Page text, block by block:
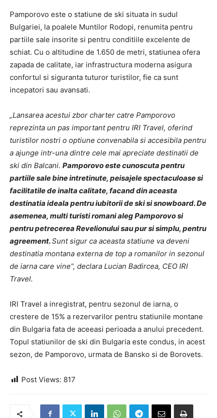
Pamporovo este o statiune de ski situata in sudul
Bulgariei, la poalele Muntilor Rodopi, renumita pentru
partiile sale insorite si pentru conditiile excelente de
schiat. Cu o altitudine de 1.650 de metri, statiunea ofera
zapada de calitate, iar infrastructura moderna asigura
confortul si siguranta tuturor turistilor, fie ca sunt
incepatori sau avansati.
„Lansarea acestui zbor charter catre Pamporovo
reprezinta un pas important pentru IRI Travel, oferind
turistilor nostri o optiune convenabila si accesibila pentru
a ajunge intr-una dintre cele mai apreciate destinatii de
ski din Balcani. Pamporovo este cunoscuta pentru
partiile sale bine intretinute, peisajele spectaculoase si
facilitatile de inalta calitate, facand din aceasta
destinatia ideala pentru iubitorii de ski si snowboard. De
asemenea, multi turisti romani aleg Pamporovo si
pentru petrecerea Revelionului sau pur si simplu, pentru
agreement.Sunt sigur ca aceasta statiune va deveni
destinatia montana externa de top a romanilor in sezonul
de iarna care vine”, declara Lucian Badircea, CEO IRI
Travel.
IRI Travel a inregistrat, pentru sezonul de iarna, o
crestere de 15% a rezervarilor pentru statiunile montane
din Bulgaria fata de aceeasi perioada a anului precedent.
Topul statiunilor de ski din Bulgaria este condus, in acest
sezon, de Pamporovo, urmata de Bansko si de Borovets.
Post Views: 817